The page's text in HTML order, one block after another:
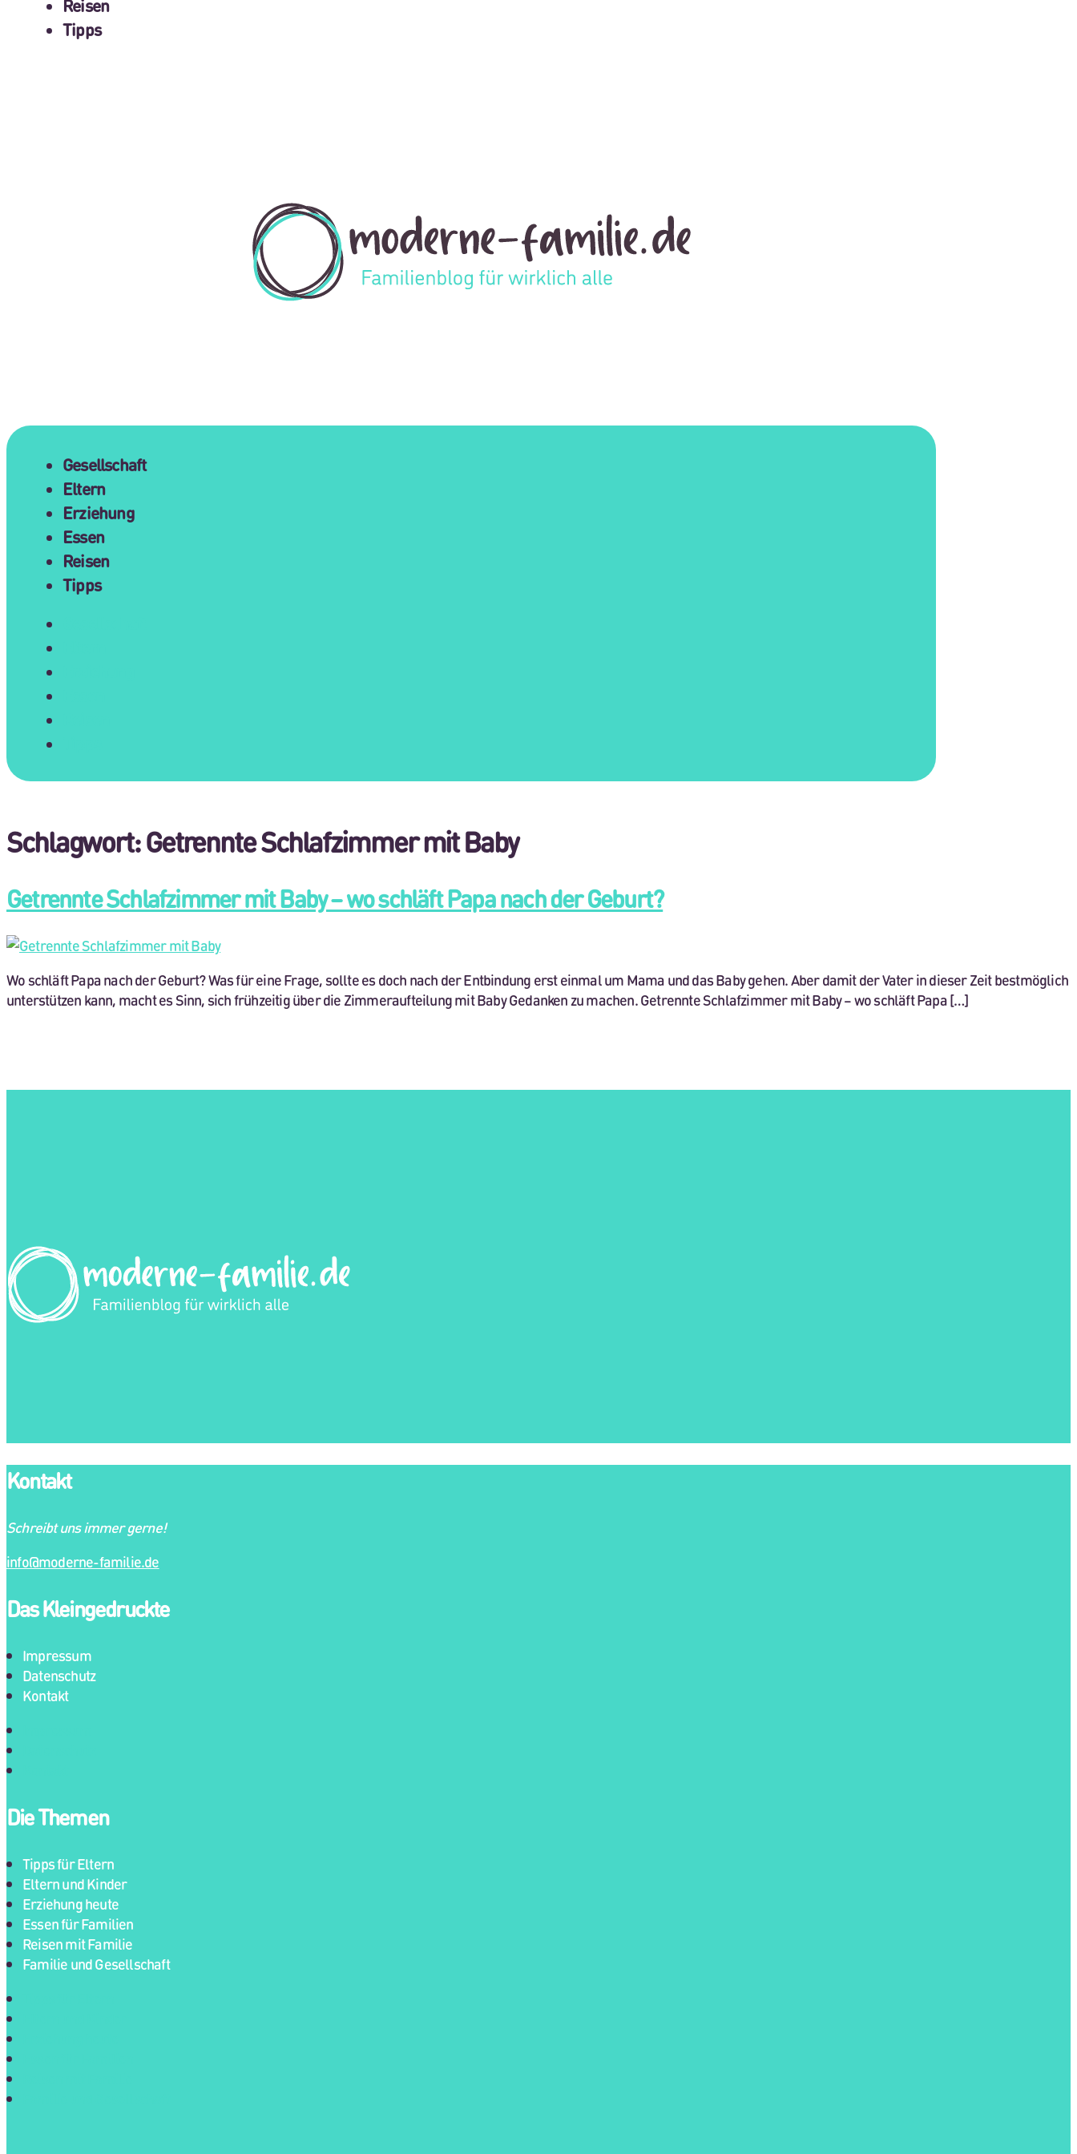
Reisen
Tipps
Gesellschaft
Eltern
Erziehung
Essen
Reisen
Tipps
Schlagwort:Getrennte Schlafzimmer mit Baby
Getrennte Schlafzimmer mit Baby – wo schläft Papa nach der Geburt?
Wo schläft Papa nach der Geburt? Was für eine Frage, sollte es doch nach der Entbindung erst einmal um Mama und das Baby gehen. Aber damit der Vater in dieser Zeit bestmöglich
unterstützen kann, macht es Sinn, sich frühzeitig über die Zimmeraufteilung mit Baby Gedanken zu machen. Getrennte Schlafzimmer mit Baby – wo schläft Papa […]
Kontakt
Schreibt uns immer gerne!
info@moderne-familie.de
Das Kleingedruckte
Impressum
Datenschutz
Kontakt
Die Themen
Tipps für Eltern
Eltern und Kinder
Erziehung heute
Essen für Familien
Reisen mit Familie
Familie und Gesellschaft